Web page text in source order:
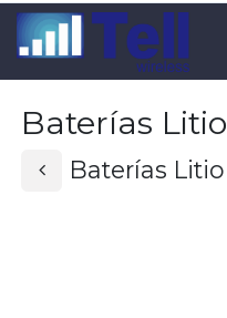
Baterías Litio
Baterías Litio